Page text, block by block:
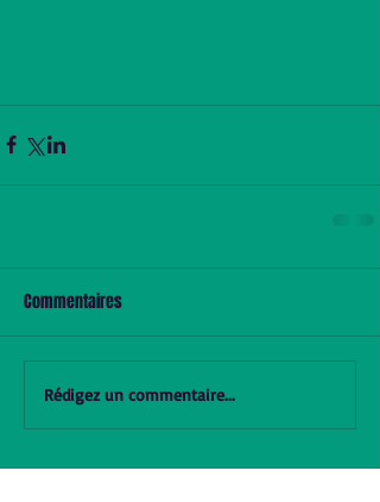
Commentaires
Rédigez un commentaire...